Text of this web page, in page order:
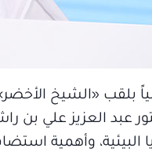
بلقب «الشيخ
عبد العزيز علي بن
البيئية، وأهمية